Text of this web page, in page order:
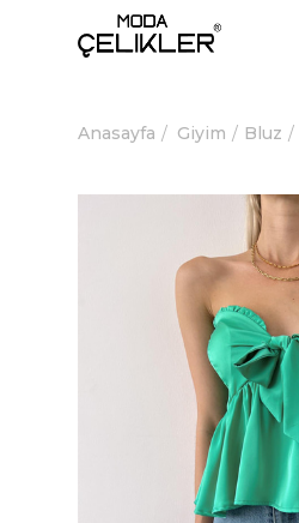
Anasayfa Giyim Bluz